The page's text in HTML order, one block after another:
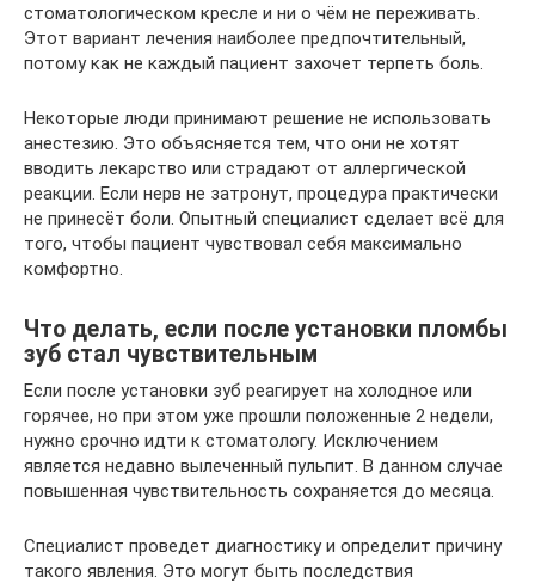
стоматологическом кресле и ни о чём не переживать.
Этот вариант лечения наиболее предпочтительный,
потому как не каждый пациент захочет терпеть боль.
Некоторые люди принимают решение не использовать
анестезию. Это объясняется тем, что они не хотят
вводить лекарство или страдают от аллергической
реакции. Если нерв не затронут, процедура практически
не принесёт боли. Опытный специалист сделает всё для
того, чтобы пациент чувствовал себя максимально
комфортно.
Что делать, если после установки пломбы
зуб стал чувствительным
Если после установки зуб реагирует на холодное или
горячее, но при этом уже прошли положенные 2 недели,
нужно срочно идти к стоматологу. Исключением
является недавно вылеченный пульпит. В данном случае
повышенная чувствительность сохраняется до месяца.
Специалист проведет диагностику и определит причину
такого явления. Это могут быть последствия